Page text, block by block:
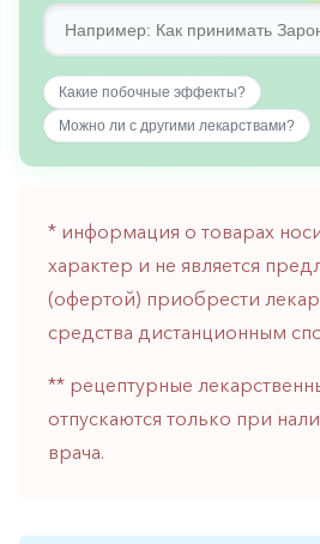
Урология
Ухо-
горло-
нос
Хирургия
железа
Какие побочные эффекты?
Можно ли с другими лекарствами?
* информация о товарах
характер и не является
(офертой) приобрести
средства дистанционным
** рецептурные
отпускаются только при
врача.